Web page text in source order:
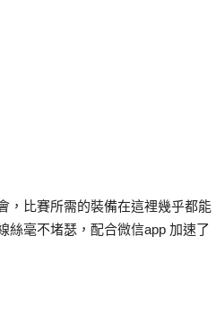
，比賽所需的裝備在這裡幾乎都能
絲毫不堵瑟，配合微信app 加速了